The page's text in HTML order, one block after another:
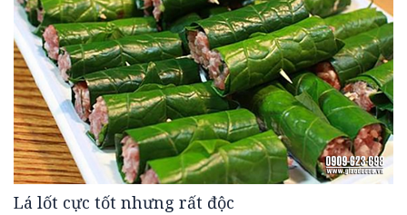
Lá lốt cực tốt nhưng rất độc